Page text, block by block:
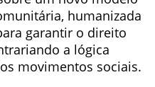
humanizada
garantir o direito
a lógica
movimentos sociais.